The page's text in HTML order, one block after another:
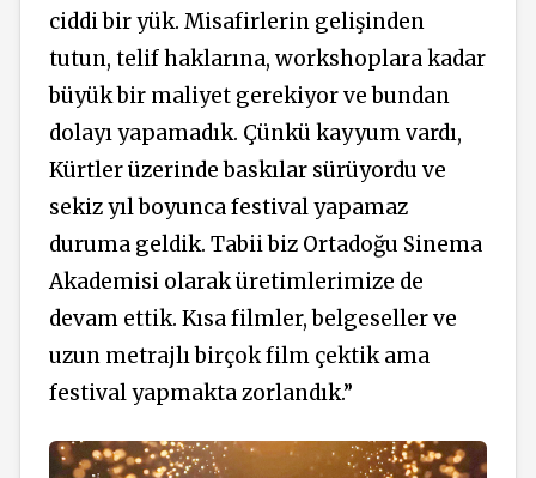
ciddi bir yük. Misafirlerin gelişinden
tutun, telif haklarına, workshoplara kadar
büyük bir maliyet gerekiyor ve bundan
dolayı yapamadık. Çünkü kayyum vardı,
Kürtler üzerinde baskılar sürüyordu ve
sekiz yıl boyunca festival yapamaz
duruma geldik. Tabii biz Ortadoğu Sinema
Akademisi olarak üretimlerimize de
devam ettik. Kısa filmler, belgeseller ve
uzun metrajlı birçok film çektik ama
festival yapmakta zorlandık.”